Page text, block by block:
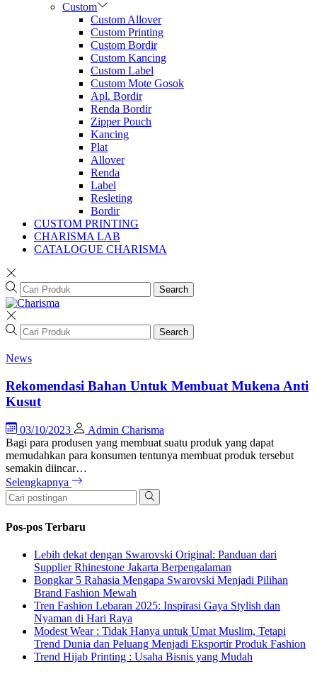
Custom
Custom Allover
Custom Printing
Custom Bordir
Custom Kancing
Custom Label
Custom Mote Gosok
Apl. Bordir
Renda Bordir
Zipper Pouch
Kancing
Plat
Allover
Renda
Label
Resleting
Bordir
CUSTOM PRINTING
CHARISMA LAB
CATALOGUE CHARISMA
Search
Search
News
Rekomendasi Bahan Untuk Membuat Mukena Anti
Kusut
03/10/2023
Admin Charisma
Bagi para produsen yang membuat suatu produk yang dapat
memudahkan para konsumen tentunya membuat produk tersebut
semakin diincar…
Selengkapnya
Pos-pos Terbaru
Lebih dekat dengan Swarovski Original: Panduan dari
Supplier Rhinestone Jakarta Berpengalaman
Bongkar 5 Rahasia Mengapa Swarovski Menjadi Pilihan
Brand Fashion Mewah
Tren Fashion Lebaran 2025: Inspirasi Gaya Stylish dan
Nyaman di Hari Raya
Modest Wear : Tidak Hanya untuk Umat Muslim, Tetapi
Trend Dunia dan Peluang Menjadi Eksportir Produk Fashion
Trend Hijab Printing : Usaha Bisnis yang Mudah